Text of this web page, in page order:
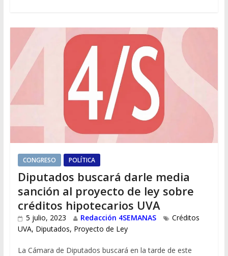
CONGRESO POLÍTICA
Diputados buscará darle media
sanción al proyecto de ley sobre
créditos hipotecarios UVA
5 julio, 2023 Redacción 4SEMANAS
Créditos
UVA, Diputados, Proyecto de Ley
La Cámara de Diputados buscará en la tarde de este